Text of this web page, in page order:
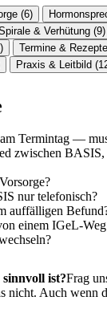
(6)
& Verhütung (9)
Termine & Rezepte
Praxis & Leitbild
Termintag —
zwischen
nur telefonisch?
auffälligen
einem IGeL-
ist?Frag
nicht. Auch wenn